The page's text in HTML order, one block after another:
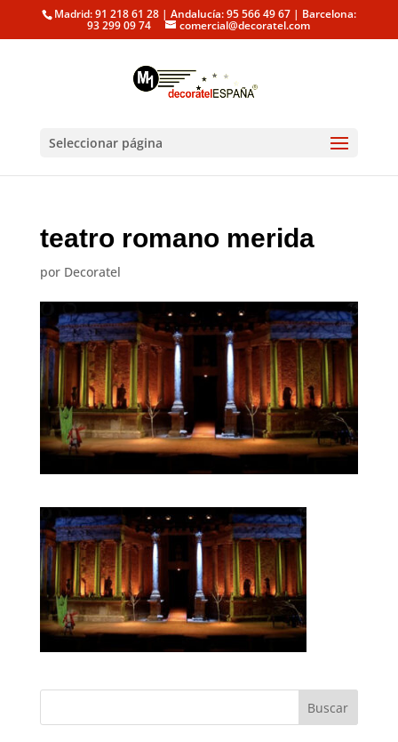
Madrid: 91 218 61 28 | Andalucía: 95 566 49 67 | Barcelona:
93 299 09 74 comercial@decoratel.com
Seleccionar página
teatro romano merida
por Decoratel